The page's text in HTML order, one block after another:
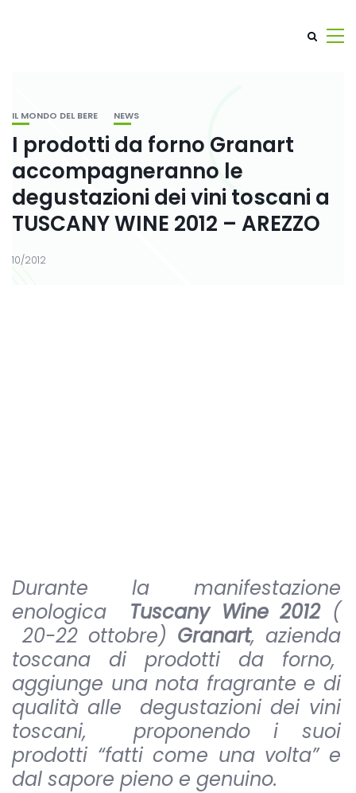
IL MONDO DEL BERE NEWS
I prodotti da forno Granart
accompagneranno le
degustazioni dei vini toscani a
TUSCANY WINE 2012 – AREZZO
10/2012
Durante la manifestazione
enologica Tuscany Wine 2012 (
20-22 ottobre) Granart, azienda
toscana di prodotti da forno,
aggiunge una nota fragrante e di
qualità alle
degustazioni dei vini
toscani, proponendo i suoi
prodotti “fatti come una volta” e
dal sapore pieno e genuino.